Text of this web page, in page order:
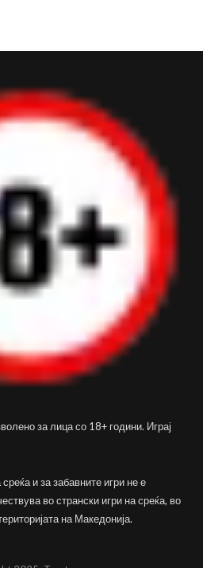
за лица со 18+ години. Играј
и за забавните игри не е
во странски игри на среќа, во
на Македонија.